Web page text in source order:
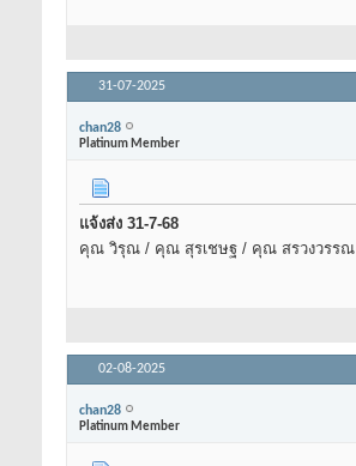
31-07-2025
chan28
Platinum Member
แจ้งส่ง 31-7-68
คุณ วิรุณ / คุณ สุรเชษฐ / คุณ สรวงวรรณ
02-08-2025
chan28
Platinum Member